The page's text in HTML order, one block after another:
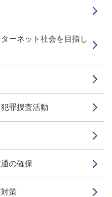
ーネット社会を目指し
罪捜査活動
の確保
策